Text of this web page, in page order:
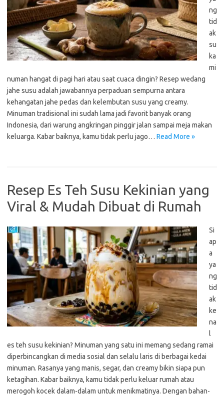
ng
tid
ak
su
ka
mi
numan hangat di pagi hari atau saat cuaca dingin? Resep wedang
jahe susu adalah jawabannya perpaduan sempurna antara
kehangatan jahe pedas dan kelembutan susu yang creamy.
Minuman tradisional ini sudah lama jadi favorit banyak orang
Indonesia, dari warung angkringan pinggir jalan sampai meja makan
keluarga. Kabar baiknya, kamu tidak perlu jago… Read More »
Resep Es Teh Susu Kekinian yang
Viral & Mudah Dibuat di Rumah
Si
ap
a
ya
ng
tid
ak
ke
na
l
es teh susu kekinian? Minuman yang satu ini memang sedang ramai
diperbincangkan di media sosial dan selalu laris di berbagai kedai
minuman. Rasanya yang manis, segar, dan creamy bikin siapa pun
ketagihan. Kabar baiknya, kamu tidak perlu keluar rumah atau
merogoh kocek dalam-dalam untuk menikmatinya. Dengan bahan-